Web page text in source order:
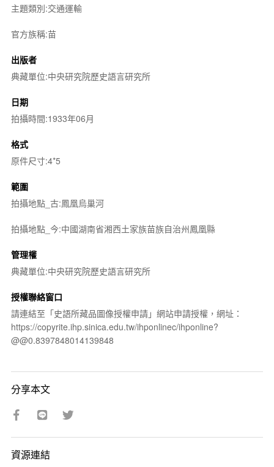
主題類別:交通運輸
官方族稱:苗
出版者
典藏單位:中央研究院歷史語言研究所
日期
拍攝時間:1933年06月
格式
原件尺寸:4*5
範圍
拍攝地點_古:鳳凰烏巢河
拍攝地點_今:中國湖南省湘西土家族苗族自治州鳳凰縣
管理權
典藏單位:中央研究院歷史語言研究所
授權聯絡窗口
請連結至「史語所藏品圖像授權申請」網站申請授權，網址：
https://copyrite.ihp.sinica.edu.tw/ihponlinec/ihponline?
@@0.8397848014139848
分享本文
資源連結